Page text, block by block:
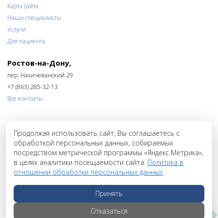
Карта сайта
Наши специалисты
Услуги
Для пациента
Ростов-на-Дону,
пер. Нахичеванский 29
+7 (863) 285-32-13
Все контакты
ОБРАТНЫЙ ЗВОНОК
Продолжая использовать сайт, Вы соглашаетесь с
обработкой персональных данных, собираемых
посредством метрической программы «Яндекс Метрика»,
в целях аналитики посещаемости сайта. Политика в
отношении обработки персональных данных
Принять
Отказаться